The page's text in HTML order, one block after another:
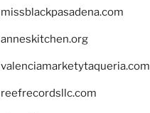
missblackpasadena.com
anneskitchen.org
valenciamarketytaqueria.com
reefrecordsllc.com